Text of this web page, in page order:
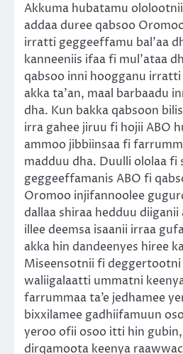
Akkuma hubatamu
addaa duree qabsoo
irratti geggeeffamu bal’aa
kanneeniis ifaa fi mul’ataa
qabsoo inni hoogganu
akka ta’an, maal barbaadu
dha. Kun bakka qabsoon
irra gahee jiruu fi hojii ABO
ammoo jibbiinsaa fi
madduu dha. Duulli ololaa fi
geggeeffamanis ABO fi
Oromoo injifannoolee
dallaa shiraa hedduu
illee deemsa isaanii irraa
akka hin dandeenyes hiree
Miseensotnii fi deggertootni
waliigalaatti ummatni
farrummaa ta’e jedhamee
bixxilamee gadhiifamuun
yeroo ofii osoo itti hin
dirqamoota keenya